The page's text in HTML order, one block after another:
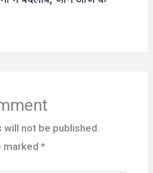
will not be published.
marked *